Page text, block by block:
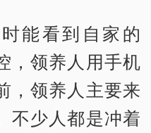
能看到自家的
，领养人用手机
，领养人主要来
不少人都是冲着